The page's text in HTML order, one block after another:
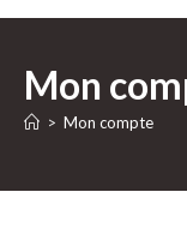
Mon
> Mon compte